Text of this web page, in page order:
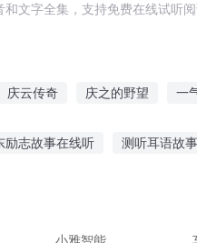
文字全集，支持免费在线试听阅
庆云传奇 庆之的野望 一
励志故事在线听 测听耳语故
小雅智能